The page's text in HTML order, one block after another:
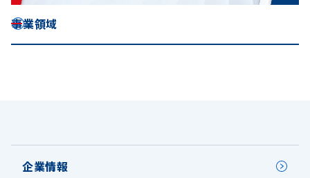
事業領域
企業情報